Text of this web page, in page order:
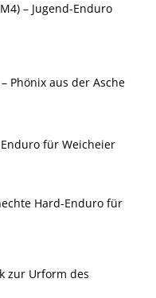
– Jugend-Enduro
Phönix aus der Asche
Enduro für Weicheier
Hard-Enduro für
zur Urform des